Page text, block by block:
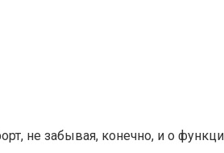
не забывая, конечно, и о